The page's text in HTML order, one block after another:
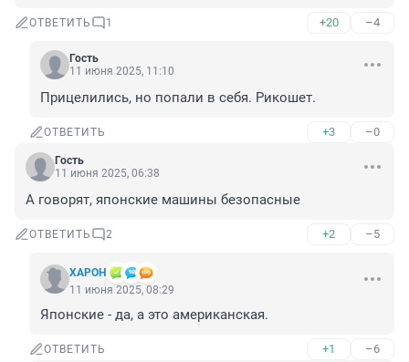
ОТВЕТИТЬ 1 +20 –4
Гость
11 июня 2025, 11:10
Прицелились, но попали в себя. Рикошет.
ОТВЕТИТЬ +3 –0
Гость
11 июня 2025, 06:38
А говорят, японские машины безопасные
ОТВЕТИТЬ 2 +2 –5
XAPOH
11 июня 2025, 08:29
Японские - да, а это американская.
ОТВЕТИТЬ +1 –6